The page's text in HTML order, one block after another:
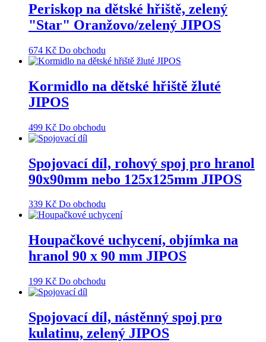
Periskop na dětské hřiště, zelený
"Star" Oranžovo/zelený JIPOS
674 Kč Do obchodu
Kormidlo na dětské hřiště žluté
JIPOS
499 Kč Do obchodu
Spojovací díl, rohový spoj pro hranol
90x90mm nebo 125x125mm JIPOS
339 Kč Do obchodu
Houpačkové uchycení, objímka na
hranol 90 x 90 mm JIPOS
199 Kč Do obchodu
Spojovací díl, nástěnný spoj pro
kulatinu, zelený JIPOS